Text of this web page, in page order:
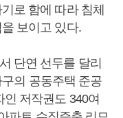
로 함에 따라 침체
보이고 있다.
단연 선두를 달리
의 공동주택 준공
저작권도 340여